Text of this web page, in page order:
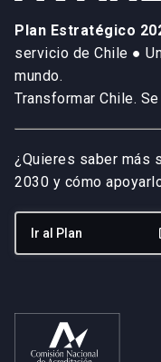
Plan Estratégico
servicio de Chile ●
mundo.
Transformar Chile.
¿Quieres saber más
2030 y cómo
Ir al Plan